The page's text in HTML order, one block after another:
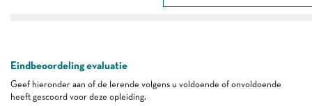
Eindbeoordeling evaluatie
Geef hieronder aan of de lerende volgens u voldoende of onvoldoende
heeft gescoord voor deze opleiding.